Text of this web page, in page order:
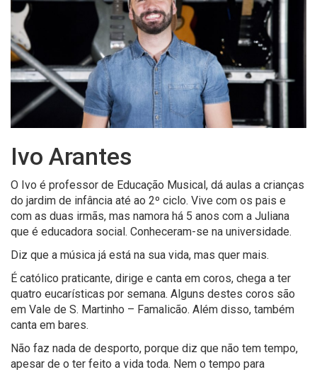
Ivo Arantes
O Ivo é professor de Educação Musical, dá aulas a crianças
do jardim de infância até ao 2º ciclo. Vive com os pais e
com as duas irmãs, mas namora há 5 anos com a Juliana
que é educadora social. Conheceram-se na universidade.
Diz que a música já está na sua vida, mas quer mais.
É católico praticante, dirige e canta em coros, chega a ter
quatro eucarísticas por semana. Alguns destes coros são
em Vale de S. Martinho – Famalicão. Além disso, também
canta em bares.
Não faz nada de desporto, porque diz que não tem tempo,
apesar de o ter feito a vida toda. Nem o tempo para